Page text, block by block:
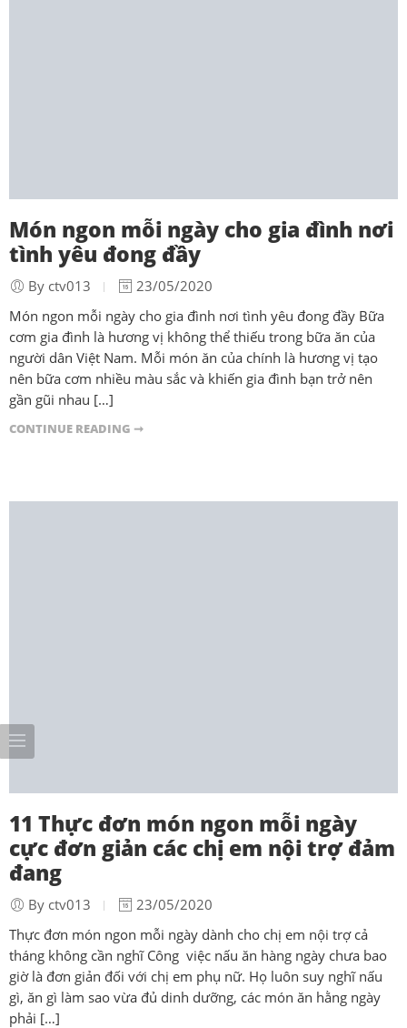
Món ngon mỗi ngày cho gia đình nơi
tình yêu đong đầy
By ctv013
23/05/2020
Món ngon mỗi ngày cho gia đình nơi tình yêu đong đầy Bữa
cơm gia đình là hương vị không thể thiếu trong bữa ăn của
người dân Việt Nam. Mỗi món ăn của chính là hương vị tạo
nên bữa cơm nhiều màu sắc và khiến gia đình bạn trở nên
gần gũi nhau […]
CONTINUE READING ➞
11 Thực đơn món ngon mỗi ngày
cực đơn giản các chị em nội trợ đảm
đang
By ctv013
23/05/2020
Thực đơn món ngon mỗi ngày dành cho chị em nội trợ cả
tháng không cần nghĩ Công việc nấu ăn hàng ngày chưa bao
giờ là đơn giản đối với chị em phụ nữ. Họ luôn suy nghĩ nấu
gì, ăn gì làm sao vừa đủ dinh dưỡng, các món ăn hằng ngày
phải […]